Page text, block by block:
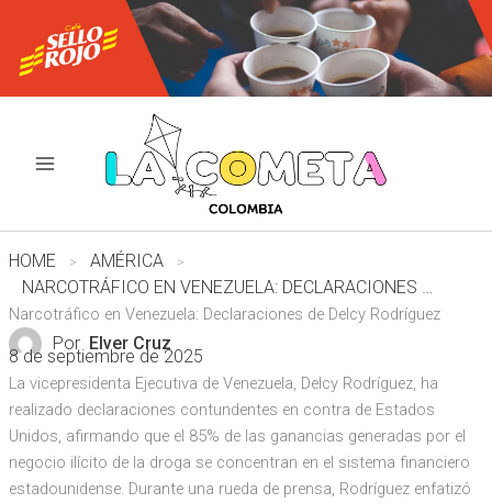
contenido
HOME
AMÉRICA
NARCOTRÁFICO EN VENEZUELA: DECLARACIONES DE DELCY RODRÍGUEZ
Narcotráfico en Venezuela: Declaraciones de Delcy Rodríguez
Por Elver Cruz
8 de septiembre de 2025
La vicepresidenta Ejecutiva de Venezuela, Delcy Rodríguez, ha
realizado declaraciones contundentes en contra de Estados
Unidos, afirmando que el 85% de las ganancias generadas por el
negocio ilícito de la droga se concentran en el sistema financiero
estadounidense. Durante una rueda de prensa, Rodríguez enfatizó